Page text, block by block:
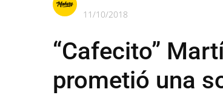
11/10/2018
“Cafecito”
prometió una